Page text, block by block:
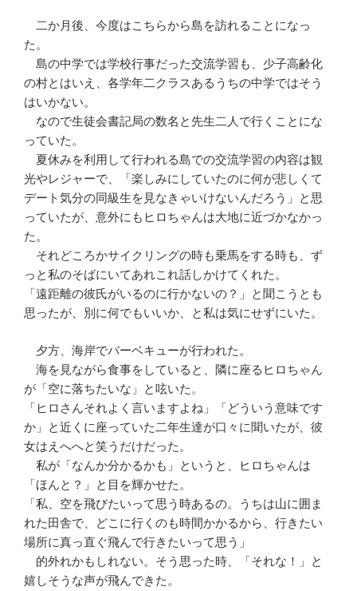
二か月後、今度はこちらから島を訪れることになっ
た。
島の中学では学校行事だった交流学習も、少子高齢化
の村とはいえ、各学年二クラスあるうちの中学ではそう
はいかない。
なので生徒会書記局の数名と先生二人で行くことにな
っていた。
夏休みを利用して行われる島での交流学習の内容は観
光やレジャーで、「楽しみにしていたのに何が悲しくて
デート気分の同級生を見なきゃいけないんだろう」と思
っていたが、意外にもヒロちゃんは大地に近づかなかっ
た。
それどころかサイクリングの時も乗馬をする時も、ず
っと私のそばにいてあれこれ話しかけてくれた。
「遠距離の彼氏がいるのに行かないの？」と聞こうとも
思ったが、別に何でもいいか、と私は気にせずにいた。
夕方、海岸でバーベキューが行われた。
海を見ながら食事をしていると、隣に座るヒロちゃん
が「空に落ちたいな」と呟いた。
「ヒロさんそれよく言いますよね」「どういう意味です
か」と近くに座っていた二年生達が口々に聞いたが、彼
女はえへへと笑うだけだった。
私が「なんか分かるかも」というと、ヒロちゃんは
「ほんと？」と目を輝かせた。
「私、空を飛びたいって思う時あるの。うちは山に囲ま
れた田舎で、どこに行くのも時間かかるから、行きたい
場所に真っ直ぐ飛んで行きたいって思う」
的外れかもしれない。そう思った時、「それな！」と
嬉しそうな声が飛んできた。